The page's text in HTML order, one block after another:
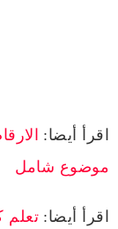
اقرأ أيضا:
موضوع شامل
اقرأ أيضا: تعلم